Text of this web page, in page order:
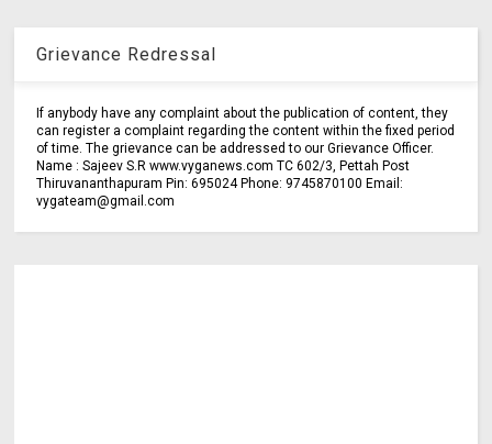
Grievance Redressal
If anybody have any complaint about the publication of content, they
can register a complaint regarding the content within the fixed period
of time. The grievance can be addressed to our Grievance Officer.
Name : Sajeev S.R www.vyganews.com TC 602/3, Pettah Post
Thiruvananthapuram Pin: 695024 Phone: 9745870100 Email:
vygateam@gmail.com